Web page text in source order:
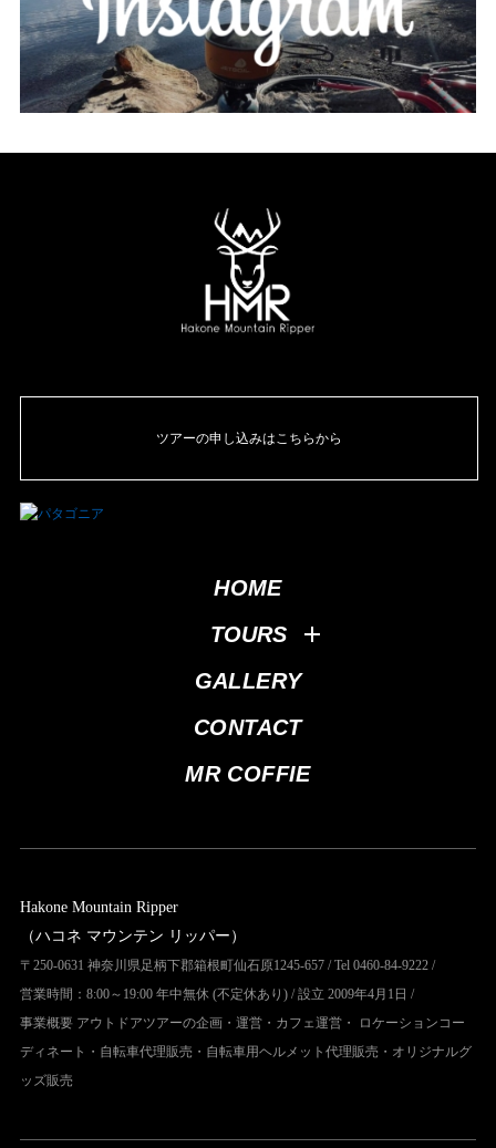
ツアーの申し込みはこちらから
HOME
TOURS
GALLERY
CONTACT
MR COFFIE
Hakone Mountain Ripper
（ハコネ マウンテン リッパー）
〒250-0631 神奈川県足柄下郡箱根町仙石原1245-657 / Tel 0460-84-9222 /
営業時間：8:00～19:00 年中無休 (不定休あり) / 設立 2009年4月1日 /
事業概要 アウトドアツアーの企画・運営・カフェ運営・ ロケーションコー
ディネート・自転車代理販売・自転車用ヘルメット代理販売・オリジナルグ
ッズ販売